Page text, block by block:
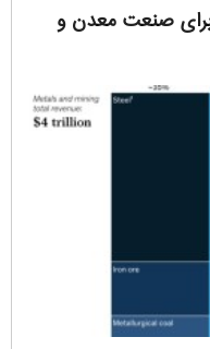
برای صنعت معدن و